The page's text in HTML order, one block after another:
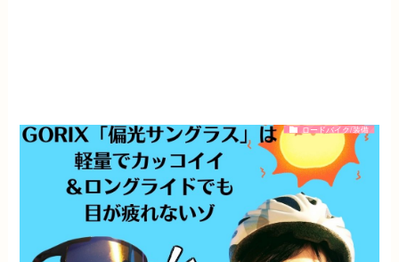
ロードバイク/装備